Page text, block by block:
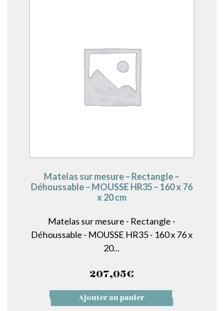
Matelas sur mesure – Rectangle –
Déhoussable – MOUSSE HR35 – 160 x 76
x 20 cm
Matelas sur mesure - Rectangle -
Déhoussable - MOUSSE HR35 - 160 x 76 x
20...
207,05€
Ajouter au panier